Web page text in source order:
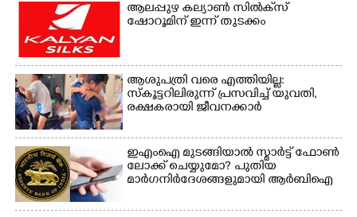
ആലപ്പുഴ കല്യാൺ സിൽക്‌സ്
ഷോറൂമിന് ഇന്ന് തുടക്കം
ആശുപത്രി വരെ എത്തിയില്ല:
സ്കൂട്ടറിലിരുന്ന് പ്രസവിച്ച് യുവതി,
രക്ഷകരായി ജീവനക്കാർ
ഇഎംഐ മുടങ്ങിയാൽ സ്മാർട്ട് ഫോൺ
ലോക്ക് ചെയ്യുമോ? പുതിയ
മാർഗനിർദേശങ്ങളുമായി ആർബിഐ